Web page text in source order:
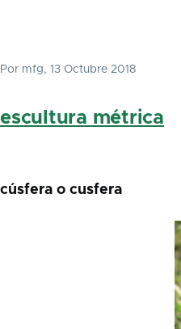
Por mfg, 13 Octubre 2018
escultura métrica
cúsfera o cusfera